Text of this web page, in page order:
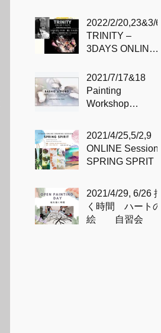
2022/2/20,23&3/6
TRINITY –
3DAYS ONLINE
Sidd
2021/7/17&18
Painting
Workshop
DEPTH
'BASHO’S POND
'– 芭蕉の池 – with
2021/4/25,5/2,9
ONLINE Sessions
SPRING SPRIT
2021/4/29, 6/26 描
く時間 ハートの
絵 自習会